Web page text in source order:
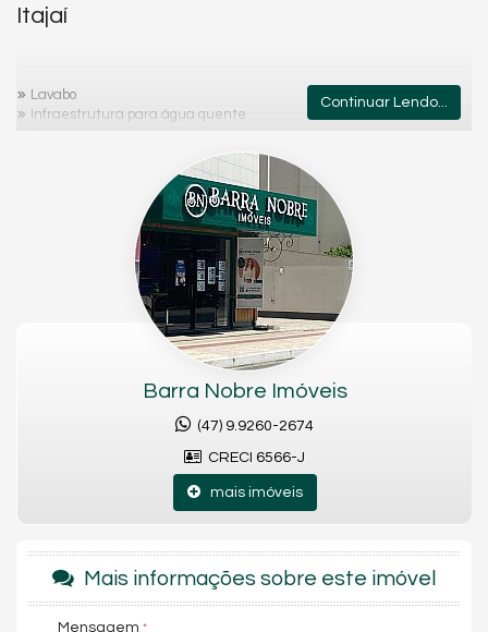
Itajaí
Lavabo
Infraestrutura para água quente
Fechadura com senha na porta de entrada
Aquecimento a Gás
Hidromassagem na piscina
Hall de entrada decorado e mobiliado
Wine Bar
Beauty
Empório
Bar molhado
Continuar Lendo...
Barra Nobre Imóveis
(47) 9.9260-2674
CRECI 6566-J
mais imóveis
Mais informações sobre este imóvel
Mensagem